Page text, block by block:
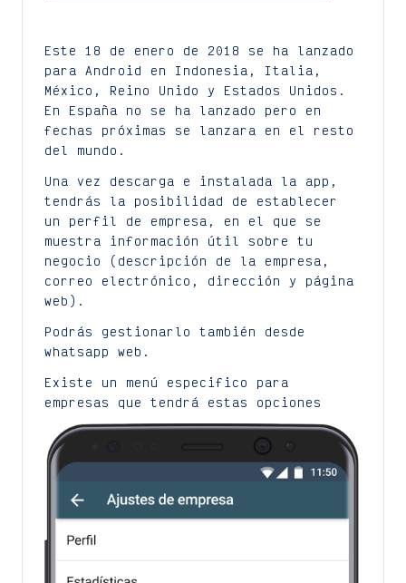
Este 18 de enero de 2018 se ha lanzado
para Android en Indonesia, Italia,
México, Reino Unido y Estados Unidos.
En España no se ha lanzado pero en
fechas próximas se lanzara en el resto
del mundo.
Una vez descarga e instalada la app,
tendrás la posibilidad de establecer
un perfil de empresa, en el que se
muestra información útil sobre tu
negocio (descripción de la empresa,
correo electrónico, dirección y página
web).
Podrás gestionarlo también desde
whatsapp web.
Existe un menú especifico para
empresas que tendrá estas opciones